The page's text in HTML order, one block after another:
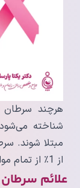
هرچند سرطان
شناخته
مبتلا شوند.
از 1٪ از تمام موارد سرطان پستان را تشکیل می‌دهد.
علائم